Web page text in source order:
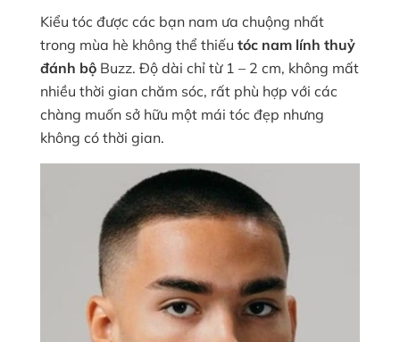
Kiểu tóc được các bạn nam ưa chuộng nhất
trong mùa hè không thể thiếu tóc nam lính thuỷ
đánh bộ Buzz. Độ dài chỉ từ 1 – 2 cm, không mất
nhiều thời gian chăm sóc, rất phù hợp với các
chàng muốn sở hữu một mái tóc đẹp nhưng
không có thời gian.